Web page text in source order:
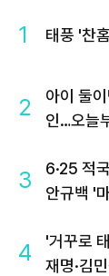
1 태풍 '찬
2
아이 둘
인…오늘
3
6·25 적
안규백 '
4
'거꾸로
재명·김